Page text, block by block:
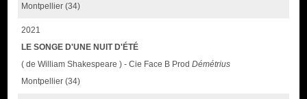
Montpellier (34)
2021
LE SONGE D'UNE NUIT D'ÉTÉ
( de William Shakespeare ) - Cie Face B ProdDémétrius
Montpellier (34)